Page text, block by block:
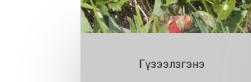
Гүзээлзгэнэ